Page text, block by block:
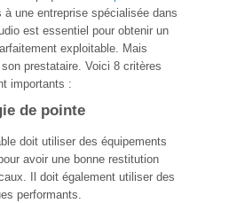
à une entreprise spécialisée dans
est essentiel pour obtenir un
exploitable. Mais
prestataire. Voici 8 critères
importants :
de pointe
doit utiliser des équipements
avoir une bonne restitution
Il doit également utiliser des
performants.